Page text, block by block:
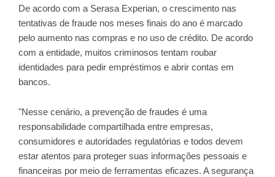
De acordo com a Serasa Experian, o crescimento nas
tentativas de fraude nos meses finais do ano é marcado
pelo aumento nas compras e no uso de crédito. De acordo
com a entidade, muitos criminosos tentam roubar
identidades para pedir empréstimos e abrir contas em
bancos.
"Nesse cenário, a prevenção de fraudes é uma
responsabilidade compartilhada entre empresas,
consumidores e autoridades regulatórias e todos devem
estar atentos para proteger suas informações pessoais e
financeiras por meio de ferramentas eficazes. A segurança